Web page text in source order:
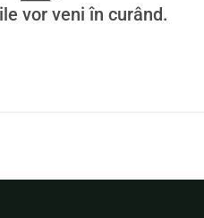
vor veni în curând.